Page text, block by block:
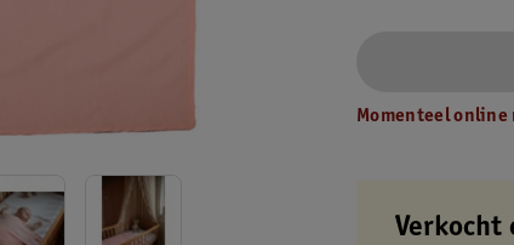
Momenteel online
Verkocht